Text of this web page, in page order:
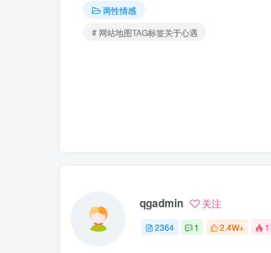
两性情感
# 网站地图TAG标签关于心遇
qgadmin 关注
2364 1 2.4W+